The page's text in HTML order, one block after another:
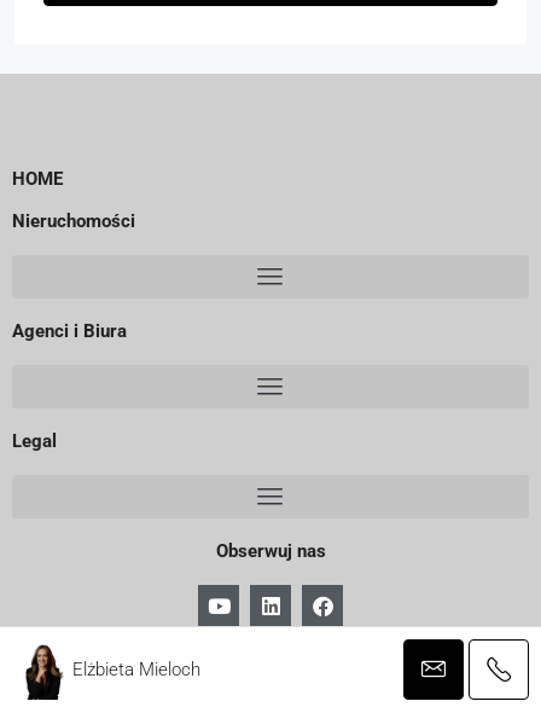
Elżbieta Mieloch
HOME
Nieruchomości
Agenci i Biura
Legal
Obserwuj nas
Copyright 2025 – Keller Williams Poland